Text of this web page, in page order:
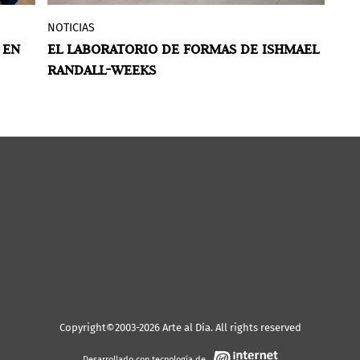
ICPNA inaugura la muestraISHMAEL
RANDALL WEEKS: 20 años. Metalizamos
NOTICIAS
EL LABORATORIO DE FORMAS DE ISHMAEL
RANDALL-WEEKS
Copyright©2003-2026 Arte al Día. All rights reserved